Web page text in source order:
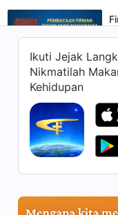
1:07:16
1:12:39
Ikuti Jejak
Nikmatilah
Kehidupan